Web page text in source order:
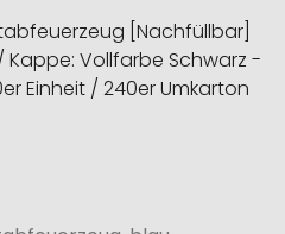
[Nachfüllbar]
Kappe: Vollfarbe Schwarz -
Einheit / 240er Umkarton